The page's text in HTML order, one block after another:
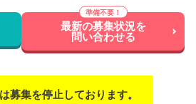
最新の募集状況を
問い合わせる
募集を停止しております。